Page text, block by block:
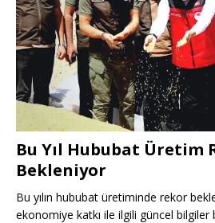
Bu Yıl Hububat Üretim
Bekleniyor
Bu yılın hububat üretiminde rekor
ekonomiye katkı ile ilgili güncel bilgiler